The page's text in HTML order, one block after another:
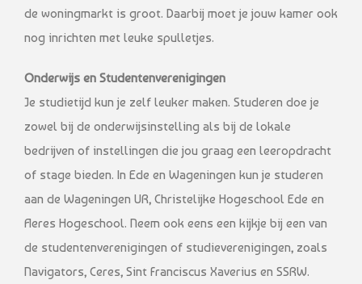
de woningmarkt is groot. Daarbij moet je jouw kamer ook
nog inrichten met leuke spulletjes.
Onderwijs en Studentenverenigingen
Je studietijd kun je zelf leuker maken. Studeren doe je
zowel bij de onderwijsinstelling als bij de lokale
bedrijven of instellingen die jou graag een leeropdracht
of stage bieden. In Ede en Wageningen kun je studeren
aan de Wageningen UR, Christelijke Hogeschool Ede en
Aeres Hogeschool. Neem ook eens een kijkje bij een van
de studentenverenigingen of studieverenigingen, zoals
Navigators, Ceres, Sint Franciscus Xaverius en SSRW.